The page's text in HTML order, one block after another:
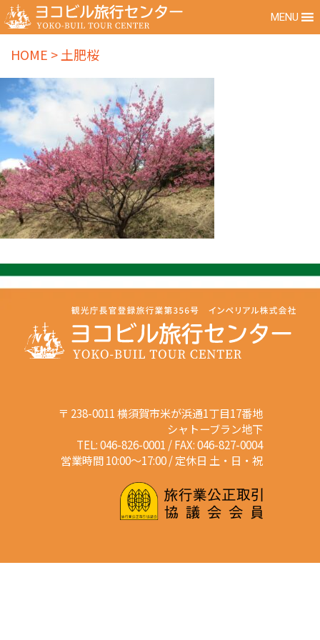
MENU
HOME >土肥桜
〒 238-0011 横須賀市米が浜通1丁目17番地
シャトーブラン地下
TEL: 046-826-0001 / FAX: 046-827-0004
営業時間 10:00～17:00 / 定休日 土・日・祝